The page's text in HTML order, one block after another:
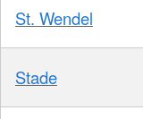
St. Wendel
Stade